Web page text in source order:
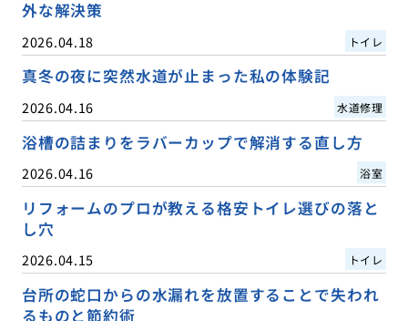
外な解決策
2026.04.18 トイレ
真冬の夜に突然水道が止まった私の体験記
2026.04.16 水道修理
浴槽の詰まりをラバーカップで解消する直し方
2026.04.16 浴室
リフォームのプロが教える格安トイレ選びの落と
し穴
2026.04.15 トイレ
台所の蛇口からの水漏れを放置することで失われ
るものと節約術